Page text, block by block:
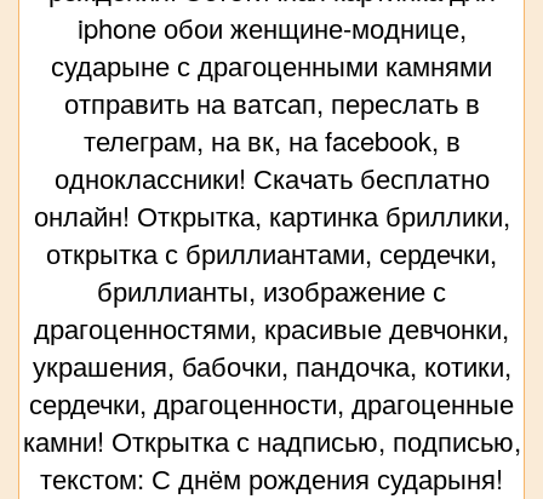
iphone обои женщине-моднице,
сударыне с драгоценными камнями
отправить на ватсап, переслать в
телеграм, на вк, на facebook, в
одноклассники! Скачать бесплатно
онлайн! Открытка, картинка бриллики,
открытка с бриллиантами, сердечки,
бриллианты, изображение с
драгоценностями, красивые девчонки,
украшения, бабочки, пандочка, котики,
сердечки, драгоценности, драгоценные
камни! Открытка с надписью, подписью,
текстом: С днём рождения сударыня!